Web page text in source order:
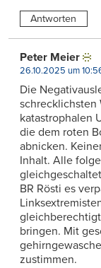
Antworten
Peter Meier
26.10.2025 um
Die
schrecklichsten
katastrophalen
die dem roten
abnicken.
Inhalt. Alle
BR Rösti es
bringen. Mit
zustimmen.